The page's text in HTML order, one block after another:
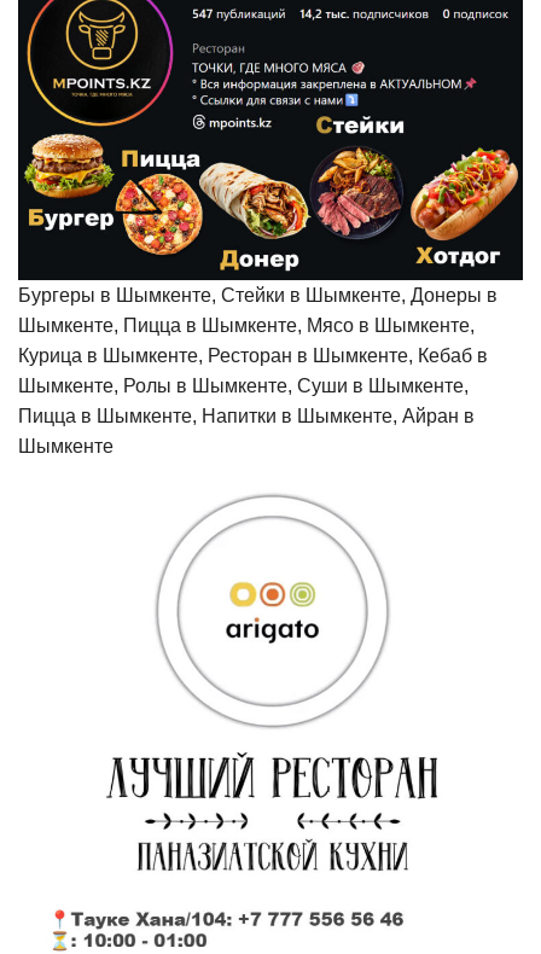
Бургеры в Шымкенте, Стейки в Шымкенте, Донеры в
Шымкенте, Пицца в Шымкенте, Мясо в Шымкенте,
Курица в Шымкенте, Ресторан в Шымкенте, Кебаб в
Шымкенте, Ролы в Шымкенте, Суши в Шымкенте,
Пицца в Шымкенте, Напитки в Шымкенте, Айран в
Шымкенте